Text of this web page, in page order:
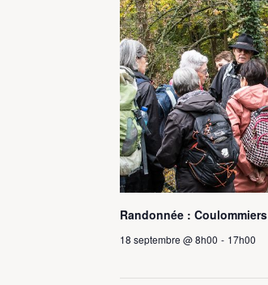
Randonnée : Coulommiers
18 septembre @ 8h00 - 17h00